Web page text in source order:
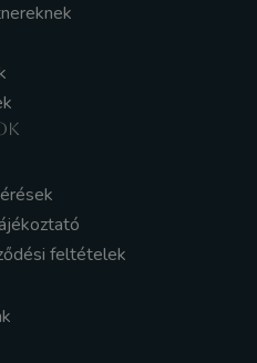
feltételek